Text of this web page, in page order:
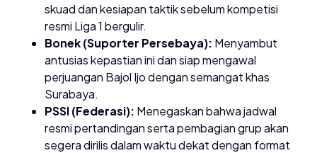
skuad dan kesiapan taktik sebelum kompetisi
resmi Liga 1 bergulir.
Bonek (Suporter Persebaya): Menyambut
antusias kepastian ini dan siap mengawal
perjuangan Bajol Ijo dengan semangat khas
Surabaya.
PSSI (Federasi): Menegaskan bahwa jadwal
resmi pertandingan serta pembagian grup akan
segera dirilis dalam waktu dekat dengan format